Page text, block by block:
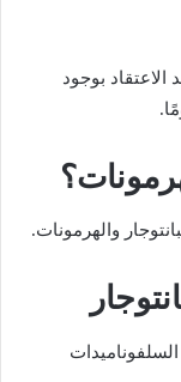
الاعتقاد بوجود
والهرمونات.